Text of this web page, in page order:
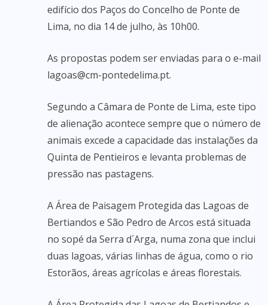
edifício dos Paços do Concelho de Ponte de
Lima, no dia 14 de julho, às 10h00.
As propostas podem ser enviadas para o e-mail
lagoas@cm-pontedelima.pt.
Segundo a Câmara de Ponte de Lima, este tipo
de alienação acontece sempre que o número de
animais excede a capacidade das instalações da
Quinta de Pentieiros e levanta problemas de
pressão nas pastagens.
A Área de Paisagem Protegida das Lagoas de
Bertiandos e São Pedro de Arcos está situada
no sopé da Serra d´Arga, numa zona que inclui
duas lagoas, várias linhas de água, como o rio
Estorãos, áreas agrícolas e áreas florestais.